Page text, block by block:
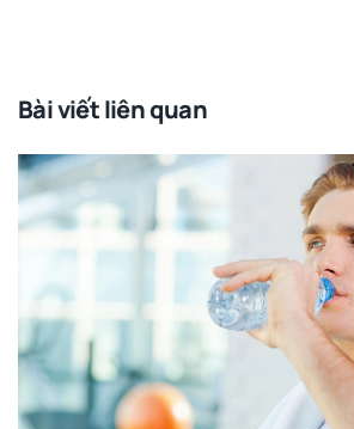
Bài viết liên quan